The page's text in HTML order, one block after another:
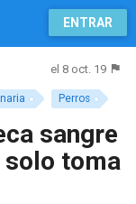
ENTRAR
Perros
el 8 oct. 19
sangre
solo toma